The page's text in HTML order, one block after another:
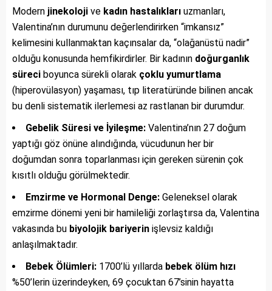
Modern jinekoloji ve kadın hastalıkları uzmanları,
Valentina’nın durumunu değerlendirirken “imkansız”
kelimesini kullanmaktan kaçınsalar da, “olağanüstü nadir”
olduğu konusunda hemfikirdirler. Bir kadının doğurganlık
süreci boyunca sürekli olarak çoklu yumurtlama
(hiperovülasyon) yaşaması, tıp literatüründe bilinen ancak
bu denli sistematik ilerlemesi az rastlanan bir durumdur.
Gebelik Süresi ve İyileşme: Valentina’nın 27 doğum
yaptığı göz önüne alındığında, vücudunun her bir
doğumdan sonra toparlanması için gereken sürenin çok
kısıtlı olduğu görülmektedir.
Emzirme ve Hormonal Denge: Geleneksel olarak
emzirme dönemi yeni bir hamileliği zorlaştırsa da, Valentina
vakasında bu biyolojik bariyerin işlevsiz kaldığı
anlaşılmaktadır.
Bebek Ölümleri: 1700’lü yıllarda bebek ölüm hızı
%50’lerin üzerindeyken, 69 çocuktan 67’sinin hayatta